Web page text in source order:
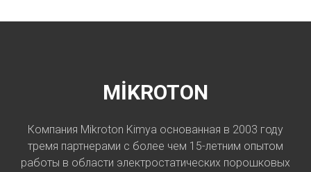
MİKROTON
Компания Mikroton Kimya основанная в 2003 году
тремя партнерами с более чем 15-летним опытом
работы в области электростатических порошковых